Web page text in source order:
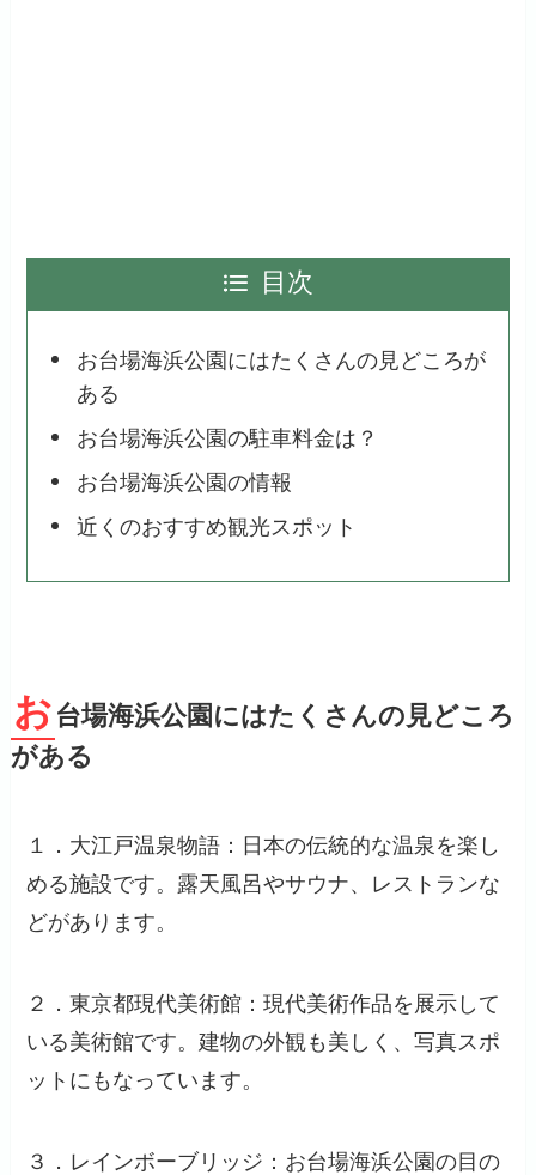
目次
お台場海浜公園にはたくさんの見どころが
ある
お台場海浜公園の駐車料金は？
お台場海浜公園の情報
近くのおすすめ観光スポット
お 台場海浜公園にはたくさんの見どころ
がある
１．大江戸温泉物語：日本の伝統的な温泉を楽し
める施設です。露天風呂やサウナ、レストランな
どがあります。
２．東京都現代美術館：現代美術作品を展示して
いる美術館です。建物の外観も美しく、写真スポ
ットにもなっています。
３．レインボーブリッジ：お台場海浜公園の目の